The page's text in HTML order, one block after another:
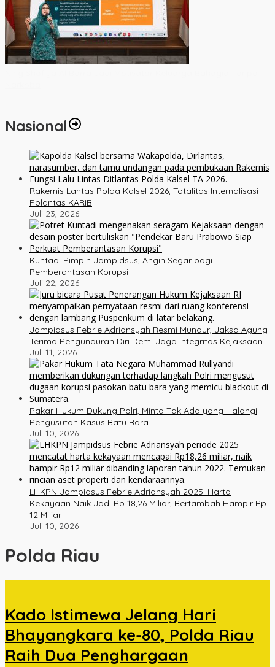
Nasional
Rakernis Lantas Polda Kalsel 2026, Totalitas Internalisasi
Polantas KARIB
Juli 23, 2026
Kuntadi Pimpin Jampidsus, Angin Segar bagi
Pemberantasan Korupsi
Juli 22, 2026
Jampidsus Febrie Adriansyah Resmi Mundur, Jaksa Agung
Terima Pengunduran Diri Demi Jaga Integritas Kejaksaan
Juli 11, 2026
Pakar Hukum Dukung Polri, Minta Tak Ada yang Halangi
Pengusutan Kasus Batu Bara
Juli 10, 2026
LHKPN Jampidsus Febrie Adriansyah 2025: Harta
Kekayaan Naik Jadi Rp 18,26 Miliar, Bertambah Hampir Rp
12 Miliar
Juli 10, 2026
Polda Riau
Kado Istimewa Jelang Hari
Bhayangkara ke-80, Polda Riau
Raih Dua Penghargaan